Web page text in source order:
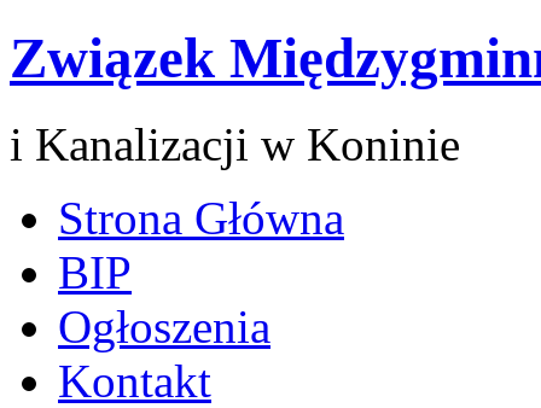
Związek
i Kanalizacji w Koninie
Strona Główna
BIP
Ogłoszenia
Kontakt